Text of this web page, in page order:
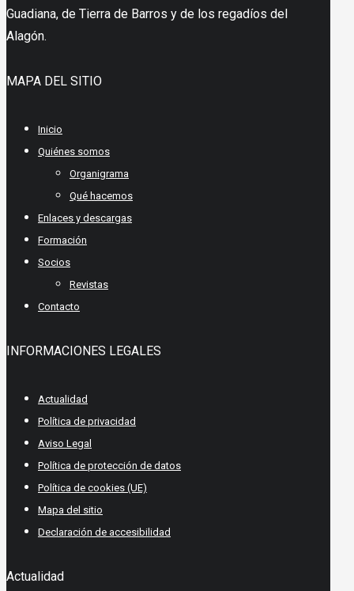
Guadiana, de Tierra de Barros y de los regadíos del
Alagón.
MAPA DEL SITIO
Inicio
Quiénes somos
Organigrama
Qué hacemos
Enlaces y descargas
Formación
Socios
Revistas
Contacto
INFORMACIONES LEGALES
Actualidad
Política de privacidad
Aviso Legal
Política de protección de datos
Política de cookies (UE)
Mapa del sitio
Declaración de accesibilidad
Actualidad